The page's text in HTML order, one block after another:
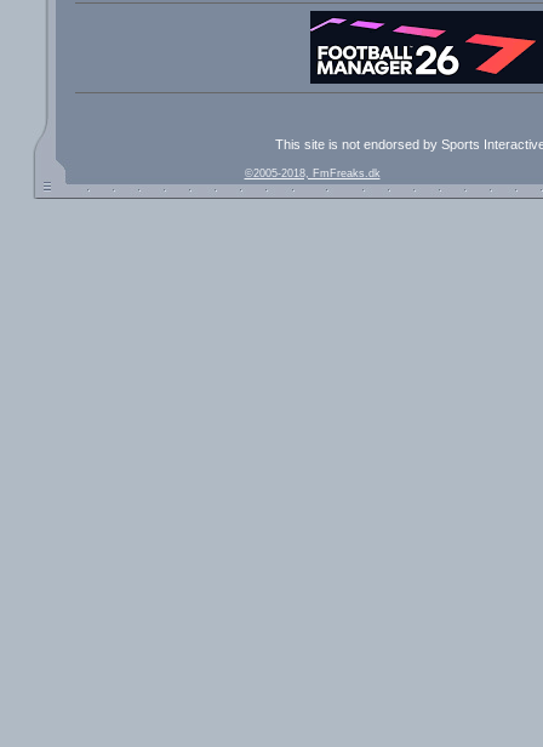
This site is not endorsed by Sports
©2005-2018, FmFreaks.dk